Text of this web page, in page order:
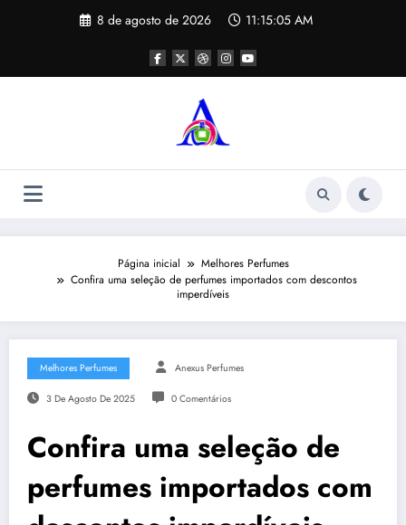
8 de agosto de 2026 11:15:05 AM
Página inicial
Melhores Perfumes
Confira uma seleção de perfumes importados com descontos
imperdíveis
Melhores Perfumes Anexus Perfumes
3 De Agosto De 2025 0 Comentários
Confira uma seleção de
perfumes importados com